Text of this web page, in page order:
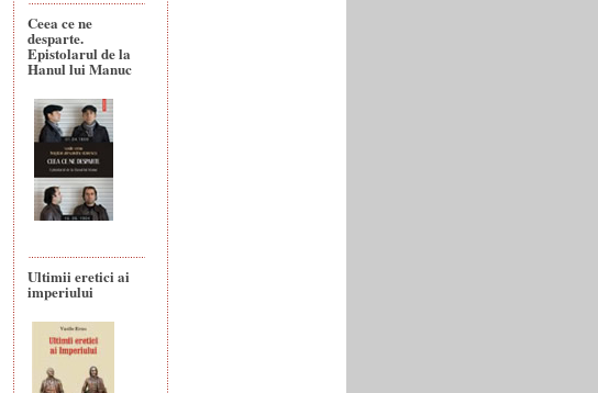
Ceea ce ne
desparte.
Epistolarul de la
Hanul lui Manuc
Ultimii eretici ai
imperiului